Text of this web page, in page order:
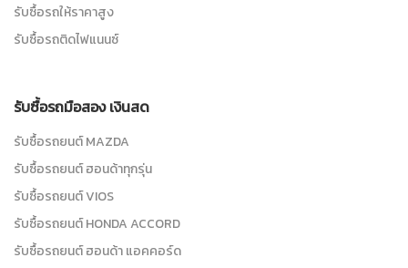
รับซื้อรถให้ราคาสูง
รับซื้อรถติดไฟแนนซ์
รับซื้อรถมือสอง เงินสด
รับซื้อรถยนต์ MAZDA
รับซื้อรถยนต์ ฮอนด้าทุกรุ่น
รับซื้อรถยนต์ VIOS
รับซื้อรถยนต์ HONDA ACCORD
รับซื้อรถยนต์ ฮอนด้า แอคคอร์ด